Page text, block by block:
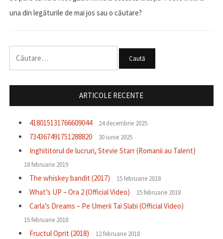
una din legăturile de mai jos sau o căutare?
ARTICOLE RECENTE
418015131766609044 24 decembrie 2025
734367491751288820 30 iunie 2025
Inghititorul de lucruri, Stevie Starr (Romanii au Talent)
18 februarie 2019
The whiskey bandit (2017) 15 februarie 2018
What’s UP – Ora 2 (Official Video) 15 februarie 2018
Carla’s Dreams – Pe Umerii Tai Slabi (Official Video)
15 februarie 2018
Fructul Oprit (2018) 12 februarie 2018